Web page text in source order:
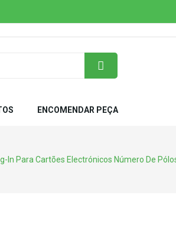
ENCOMENDAR PEÇA
In Para Cartões Electrónicos Número De